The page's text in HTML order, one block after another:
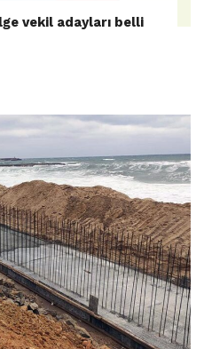
vekil adayları belli